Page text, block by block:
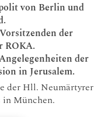
von Berlin und
der
ROKA.
der
in Jerusalem.
der Hll. Neumärtyrer
in München.